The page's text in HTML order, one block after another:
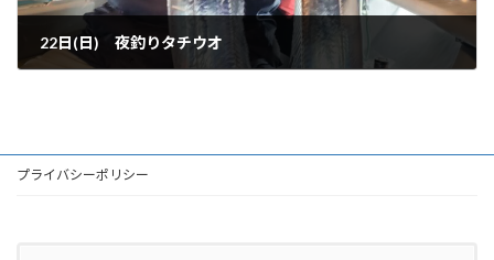
22日(日) 夜釣りタチウオ
プライバシーポリシー